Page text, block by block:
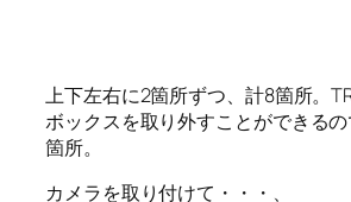
上下左右に2箇所ずつ、計8箇所。
ボックスを取り外すことができる
箇所。
カメラを取り付けて・・・、